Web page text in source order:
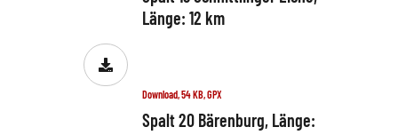
Länge: 12 km
Download, 54 KB, GPX
Spalt 20 Bärenburg, Länge: